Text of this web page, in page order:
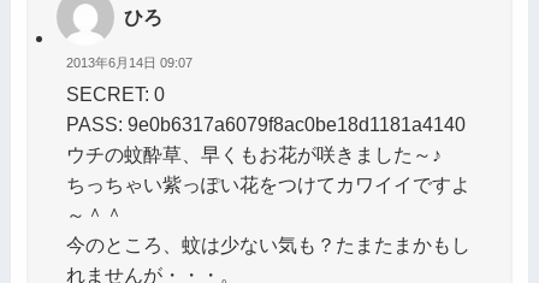
ひろ
2013年6月14日 09:07
SECRET: 0
PASS: 9e0b6317a6079f8ac0be18d1181a4140
ウチの蚊酔草、早くもお花が咲きました～♪
ちっちゃい紫っぽい花をつけてカワイイですよ
～＾＾
今のところ、蚊は少ない気も？たまたまかもし
れませんが・・・。